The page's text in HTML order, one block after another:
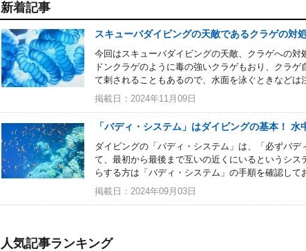
新着記事
スキューバダイビングの天敵であるクラゲの対
今回はスキューバダイビングの天敵、クラゲへの
ドンクラゲのように毒の強いクラゲもおり、クラ
て刺されることもあるので、水面を泳ぐときなどは
掲載日：2024年11月09日
「バディ・システム」はダイビングの基本！ 水
ダイビングの「バディ・システム」は、「必ずバ
て、最初から最後まで互いの近くにいるというシ
らする方は「バディ・システム」の手順を確認して
掲載日：2024年09月03日
人気記事ランキング